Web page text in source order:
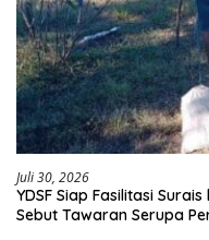
Juli 30, 2026
YDSF Siap Fasilitasi
Sebut Tawaran Serupa